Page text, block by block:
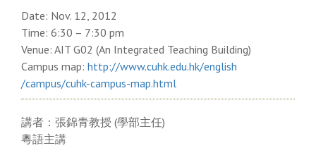
Date: Nov. 12, 2012
Time: 6:30 – 7:30 pm
Venue: AIT G02 (An Integrated Teaching Building)
Campus map: http://www.cuhk.edu.hk/english
/campus/cuhk-campus-map.html
講者：張錦青教授 (學部主任)
粵語主講